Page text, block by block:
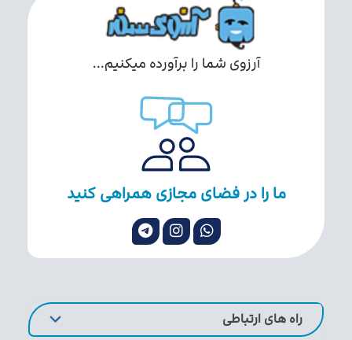
آرزوی شما را برآورده میکنیم...
ما را در فضای مجازی همراهی کنید
راه های ارتباطی